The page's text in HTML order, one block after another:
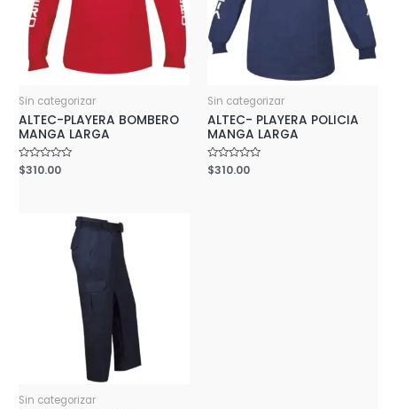
Sin categorizar
ALTEC-PLAYERA BOMBERO
MANGA LARGA
Rated
0
$310.00
Sin categorizar
ALTEC- PLAYERA POLICIA
MANGA LARGA
Rated
0
$310.00
Sin categorizar